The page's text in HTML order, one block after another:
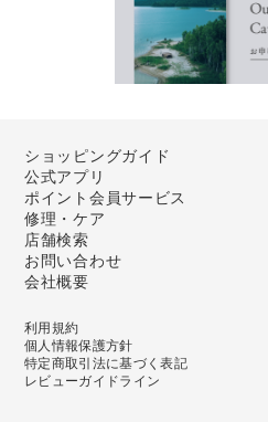
ショッピングガイド
公式アプリ
ポイント会員サービス
修理・ケア
店舗検索
お問い合わせ
会社概要
利用規約
個人情報保護方針
特定商取引法に基づく表記
レビューガイドライン